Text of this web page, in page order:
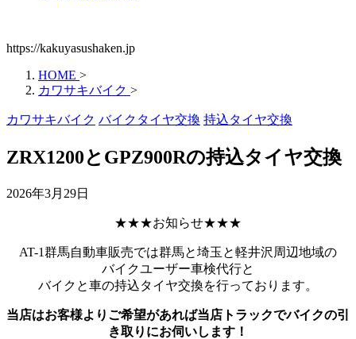
https://kakuyasushaken.jp
HOME >
カワサキバイク >
カワサキバイク バイクタイヤ交換 持込タイヤ交換
ZRX1200とGPZ900Rの持込タイヤ交換
2026年3月29日
★★★お知らせ★★★
AT-1群馬自動車販売では群馬と埼玉と軽井沢周辺地域の
バイクユーザー車検代行と
バイクと車の持込タイヤ交換を行っております。
当店はお客様よりご希望があれば当店トラックでバイクの引
き取りにお伺いします！